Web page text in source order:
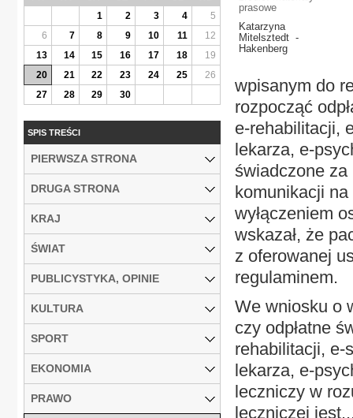
prasowe
Katarzyna
Mitelsztedt -
Hakenberg
wpisanym do
rozpocząć
e-rehabilitacji,
lekarza, e-
świadczone
komunikacji
wyłączeniem
wskazał, że
z oferowanej
regulaminem.
We wniosku o
czy odpłatne
rehabilitacji, e-
lekarza, e-
leczniczy w
leczniczej
1
2 3 4
5
6
7 8 9 10 11
12
13
14 15 16 17 18
19
20
21 22 23 24 25
26
27
28 29 30
SPIS TREŚCI
PIERWSZA STRONA
DRUGA STRONA
KRAJ
ŚWIAT
PUBLICYSTYKA, OPINIE
KULTURA
SPORT
EKONOMIA
PRAWO